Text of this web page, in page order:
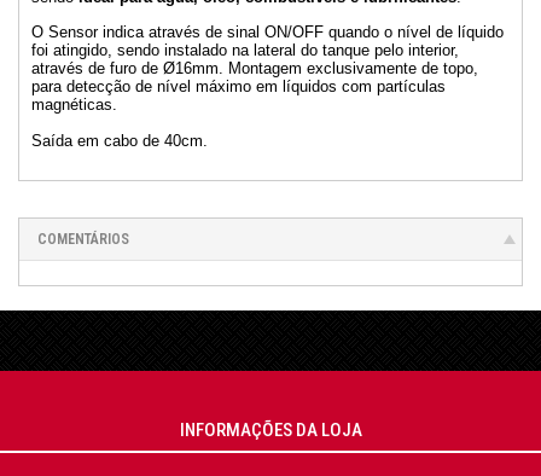
O Sensor indica através de sinal ON/OFF quando o nível de líquido
foi atingido, sendo instalado na lateral do tanque pelo interior,
através de furo de Ø16mm. Montagem exclusivamente de topo,
para detecção de nível máximo em líquidos com partículas
magnéticas.
Saída em cabo de 40cm.
COMENTÁRIOS
INFORMAÇÕES DA LOJA